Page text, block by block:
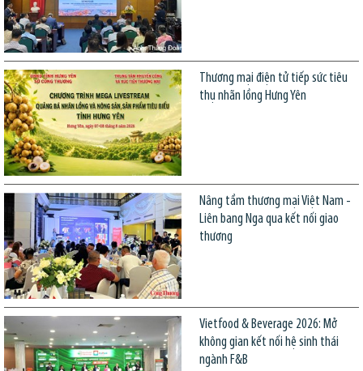
Thương mại điện tử tiếp sức tiêu
thụ nhãn lồng Hưng Yên
Nâng tầm thương mại Việt Nam -
Liên bang Nga qua kết nối giao
thương
Vietfood & Beverage 2026: Mở
không gian kết nối hệ sinh thái
ngành F&B